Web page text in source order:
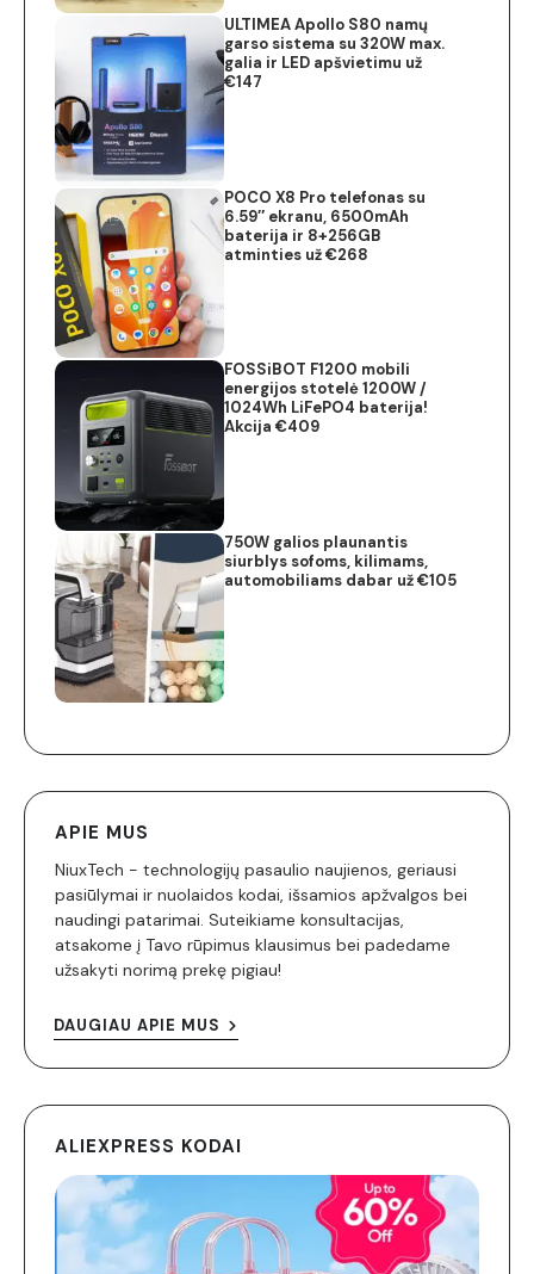
ULTIMEA Apollo S80 namų
garso sistema su 320W max.
galia ir LED apšvietimu už
€147
POCO X8 Pro telefonas su
6.59″ ekranu, 6500mAh
baterija ir 8+256GB
atminties už €268
FOSSiBOT F1200 mobili
energijos stotelė 1200W /
1024Wh LiFePO4 baterija!
Akcija €409
750W galios plaunantis
siurblys sofoms, kilimams,
automobiliams dabar už €105
APIE MUS
NiuxTech - technologijų pasaulio naujienos, geriausi
pasiūlymai ir nuolaidos kodai, išsamios apžvalgos bei
naudingi patarimai. Suteikiame konsultacijas,
atsakome į Tavo rūpimus klausimus bei padedame
užsakyti norimą prekę pigiau!
DAUGIAU APIE MUS
ALIEXPRESS KODAI